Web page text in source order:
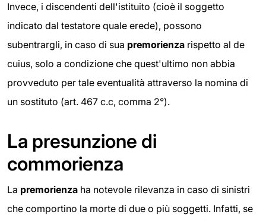
Invece, i discendenti dell'istituito (cioè il soggetto
indicato dal testatore quale erede), possono
subentrargli, in caso di sua premorienza rispetto al de
cuius, solo a condizione che quest'ultimo non abbia
provveduto per tale eventualità attraverso la nomina di
un sostituto (art. 467 c.c, comma 2°).
La presunzione di
commorienza
La premorienza ha notevole rilevanza in caso di sinistri
che comportino la morte di due o più soggetti. Infatti, se